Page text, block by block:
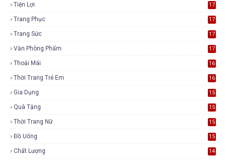
Tiện Lợi 17
Trang Phục 17
Trang Sức 17
Văn Phòng Phẩm 17
Thoải Mái 16
Thời Trang Trẻ Em 16
Gia Dụng 15
Quà Tặng 15
Thời Trang Nữ 15
Đồ Uống 15
Chất Lượng 14